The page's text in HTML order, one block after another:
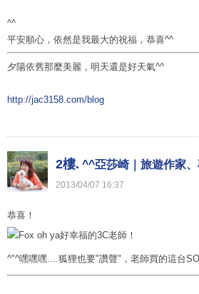
^^
平安順心，依然是我最大的祝福，恭喜^^
夕陽依舊那麼美麗，明天還是好天氣^^
http://jac3158.com/blog
2樓. ^^亞莎崎｜旅遊作家
2013/04/07 16:37
恭喜！
好幸福的3C老師！
^"^嘿嘿嘿....狐狸也要"讚聲"，老師買的這台